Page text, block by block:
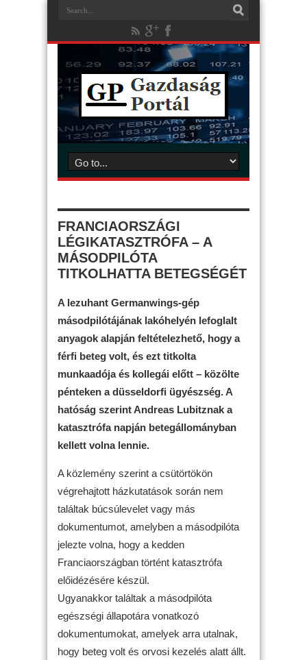
FRANCIAORSZÁGI
LÉGIKATASZTRÓFA – A
MÁSODPILÓTA
TITKOLHATTA BETEGSÉGÉT
A lezuhant Germanwings-gép
másodpilótájának lakóhelyén lefoglalt
anyagok alapján feltételezhető, hogy a
férfi beteg volt, és ezt titkolta
munkaadója és kollegái előtt – közölte
pénteken a düsseldorfi ügyészség. A
hatóság szerint Andreas Lubitznak a
katasztrófa napján betegállományban
kellett volna lennie.
A közlemény szerint a csütörtökön
végrehajtott házkutatások során nem
találtak búcsúlevelet vagy más
dokumentumot, amelyben a másodpilóta
jelezte volna, hogy a kedden
Franciaországban történt katasztrófa
előidézésére készül.
Ugyanakkor találtak a másodpilóta
egészségi állapotára vonatkozó
dokumentumokat, amelyek arra utalnak,
hogy beteg volt és orvosi kezelés alatt állt.